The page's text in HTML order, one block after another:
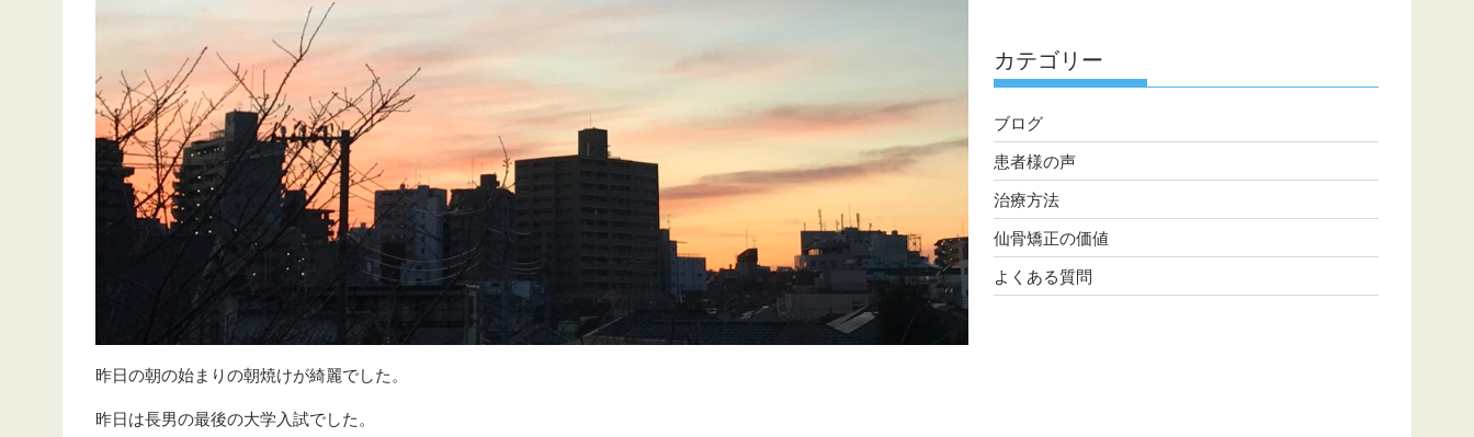
昨日の朝の始まりの朝焼けが綺麗でした。
昨日は長男の最後の大学入試でした。
カテゴリー
ブログ
患者様の声
治療方法
仙骨矯正の価値
よくある質問